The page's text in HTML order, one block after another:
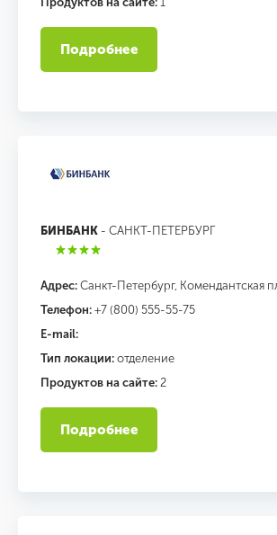
Подробнее
БИНБАНК - САНКТ-ПЕТЕРБУРГ
Адрес: Санкт-Петербург, Комендантская
Телефон: +7 (800) 555-55-75
E-mail:
Тип локации: отделение
Продуктов на сайте: 2
Подробнее